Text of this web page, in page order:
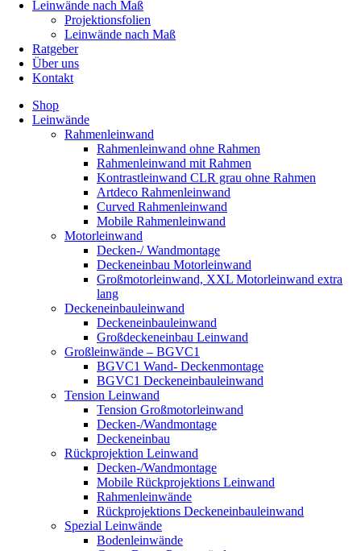
Leinwände nach Maß
Projektionsfolien
Leinwände nach Maß
Ratgeber
Über uns
Kontakt
Shop
Leinwände
Rahmenleinwand
Rahmenleinwand ohne Rahmen
Rahmenleinwand mit Rahmen
Kontrastleinwand CLR grau ohne Rahmen
Artdeco Rahmenleinwand
Curved Rahmenleinwand
Mobile Rahmenleinwand
Motorleinwand
Decken-/ Wandmontage
Deckeneinbau Motorleinwand
Großmotorleinwand, XXL Motorleinwand extra
lang
Deckeneinbauleinwand
Deckeneinbauleinwand
Großdeckeneinbau Leinwand
Großleinwände – BGVC1
BGVC1 Wand- Deckenmontage
BGVC1 Deckeneinbauleinwand
Tension Leinwand
Tension Großmotorleinwand
Decken-/Wandmontage
Deckeneinbau
Rückprojektion Leinwand
Decken-/Wandmontage
Mobile Rückprojektions Leinwand
Rahmenleinwände
Rückprojektions Deckeneinbauleinwand
Spezial Leinwände
Bodenleinwände